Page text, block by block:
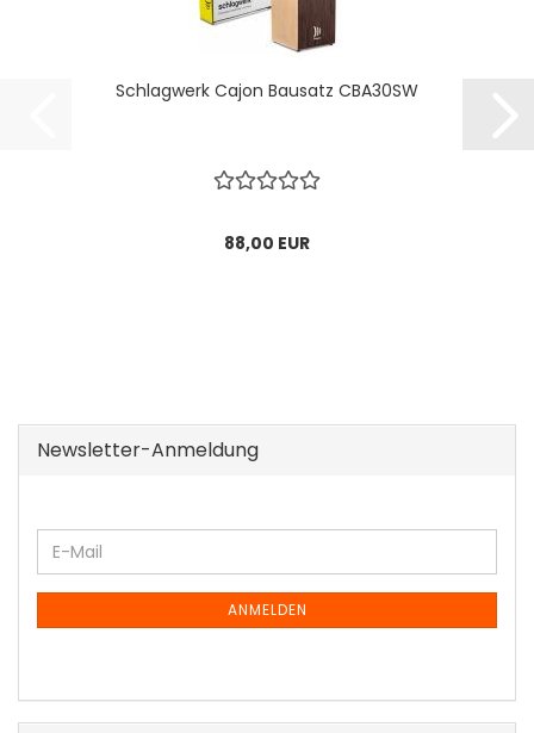
Schlagwerk Cajon Bausatz CBA30SW
88,00 EUR
Newsletter-Anmeldung
WEITER
ZUR
NEWSLETTER-
E-
Mail
ANMELDEN